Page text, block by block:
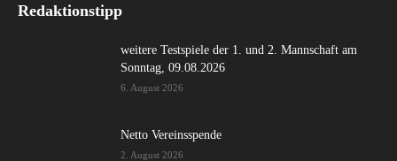
Redaktionstipp
weitere Testspiele der 1. und 2. Mannschaft am
Sonntag, 09.08.2026
6. August 2026
Netto Vereinsspende
2. August 2026